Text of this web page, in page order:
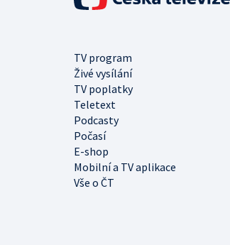
TV program
Živé vysílání
TV poplatky
Teletext
Podcasty
Počasí
E-shop
Mobilní a TV aplikace
Vše o ČT